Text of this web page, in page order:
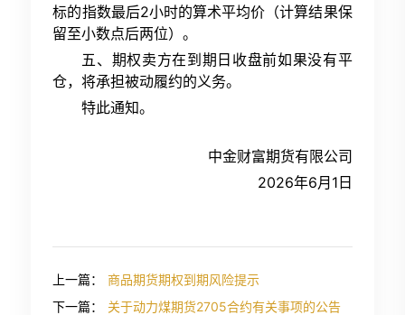
标的指数最后2小时的算术平均价（计算结果保
留至小数点后两位）。
五、期权卖方在到期日收盘前如果没有平
仓，将承担被动履约的义务。
特此通知。
中金财富期货有限公司
2026年6月1日
上一篇：
商品期货期权到期风险提示
下一篇：
关于动力煤期货2705合约有关事项的公告